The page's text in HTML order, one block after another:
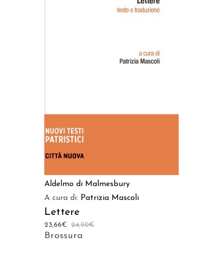
AGGIUNGI AL CARRELLO
Aldelmo di Malmesbury
A cura di: Patrizia Mascoli
Lettere
24,90€
23,66€
Brossura